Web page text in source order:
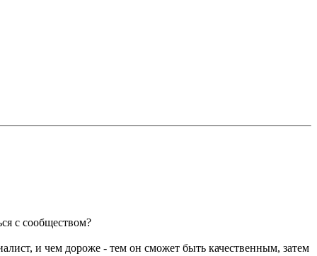
с сообществом?
и чем дороже - тем он сможет быть качественным, затем